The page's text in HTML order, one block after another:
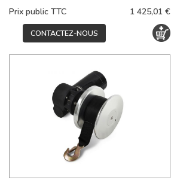
Prix public TTC 1 425,01 €
CONTACTEZ-NOUS